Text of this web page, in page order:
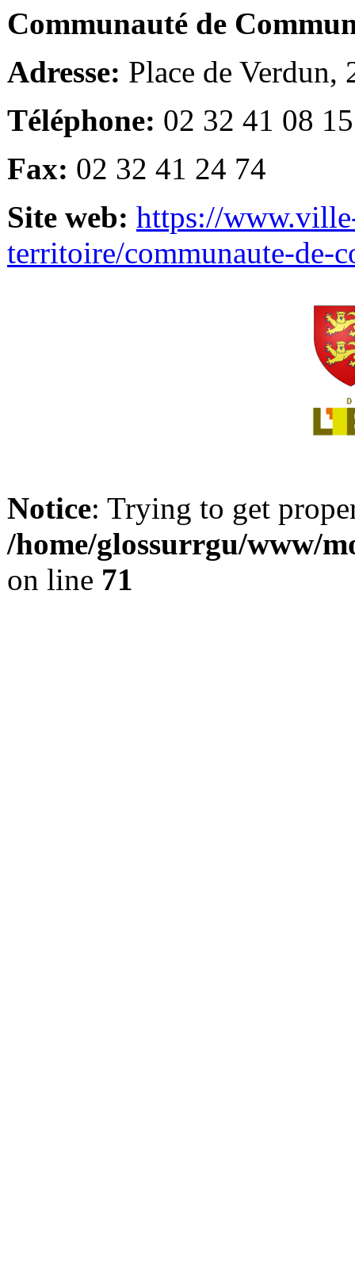
Communauté de
Adresse: Place de Verdun,
Téléphone: 02 32 41 08 15
Fax: 02 32 41 24 74
Site web: https://
territoire/communaute-de-
Notice: Trying to get
/home/glossurrgu/www/
on line 71